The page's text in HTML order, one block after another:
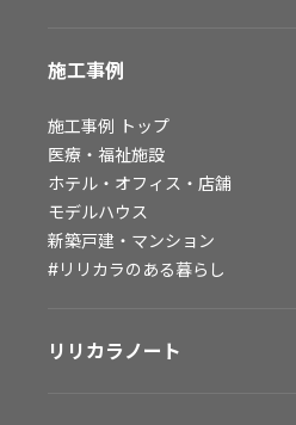
スペースソリューション事業
ファシリティソリューション事業
不動産投資開発事業
会社情報
採用情報
施工事例
施工事例 トップ
医療・福祉施設
ホテル・オフィス・店舗
モデルハウス
新築戸建・マンション
#リリカラのある暮らし
リリカラノート